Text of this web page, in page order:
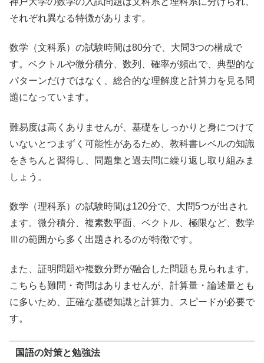
それぞれ異なる特徴があります。
数学（文科系）の試験時間は80分で、大問3つの構成で
す。ベクトルや微分積分、数列、確率が頻出で、典型的な
パターンだけではなく、総合的な理解度と計算力を見る問
題になっています。
難易度は高くありませんが、基礎をしっかりと身につけて
いないとつまずく可能性があるため、教科書レベルの知識
をきちんと習得し、問題集と過去問に繰り返し取り組みま
しょう。
数学（理科系）の試験時間は120分で、大問5つが出され
ます。微分積分、複素数平面、ベクトル、極限など、数学
Ⅲの範囲から多く出題されるのが特徴です。
また、証明問題や複数分野が融合した問題も見られます。
こちらも難問・奇問はありませんが、計算量・論述量とも
に多いため、正確な基礎知識と計算力、スピードが必要で
す。
国語の対策と勉強法